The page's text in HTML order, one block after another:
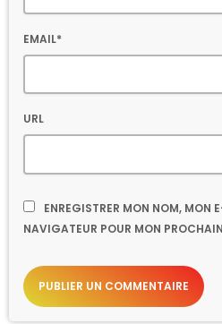
EMAIL*
URL
ENREGISTRER MON NOM, MON
NAVIGATEUR POUR MON